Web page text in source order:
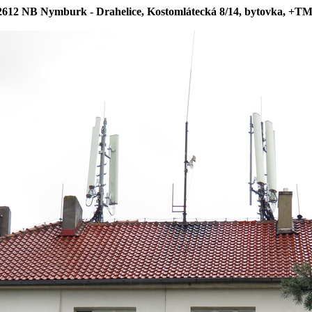
NB Nymburk - Drahelice, Kostomlátecká 8/14, bytovka,